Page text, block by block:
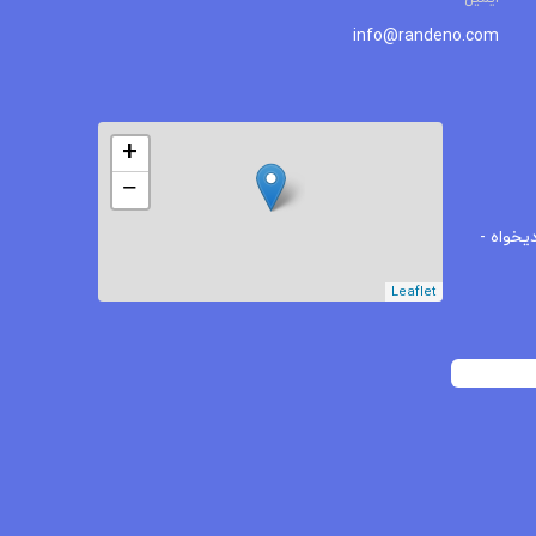
info@randeno.com
-
+
−
Leaflet